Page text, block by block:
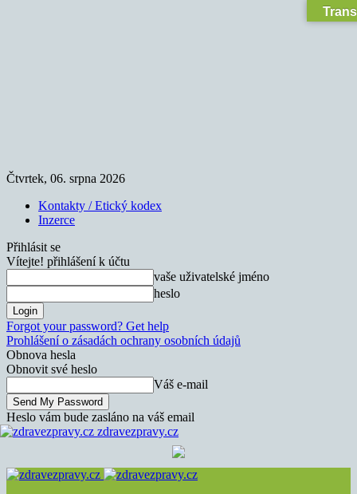
Čtvrtek, 06. srpna 2026
Kontakty / Etický kodex
Inzerce
Přihlásit se
Vítejte! přihlášení k účtu
vaše uživatelské jméno
heslo
Forgot your password? Get help
Prohlášení o zásadách ochrany osobních údajů
Obnova hesla
Obnovit své heslo
Váš e-mail
Heslo vám bude zasláno na váš email
zdravezpravy.cz